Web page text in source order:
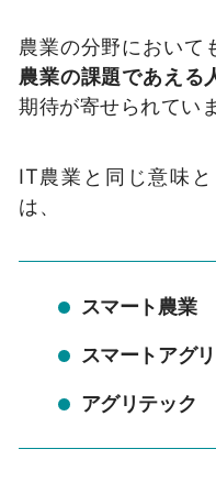
農業の分野において
農業の課題であえる
期待が寄せられてい
IT農業と同じ意味
は、
スマート農業
スマートアグリ
アグリテック